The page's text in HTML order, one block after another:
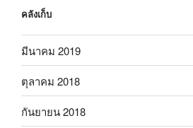
คลังเก็บ
มีนาคม 2019
ตุลาคม 2018
กันยายน 2018